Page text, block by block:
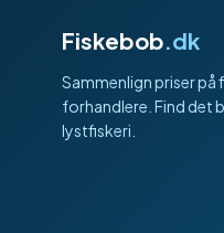
Fiskebob.dk
Sammenlign priser på
forhandlere. Find det
lystfiskeri.